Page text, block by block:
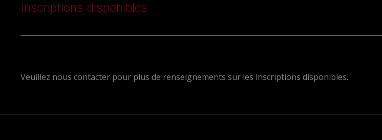
Inscriptions disponibles
Veuillez nous contacter pour plus de renseignements sur les inscriptions disponibles.